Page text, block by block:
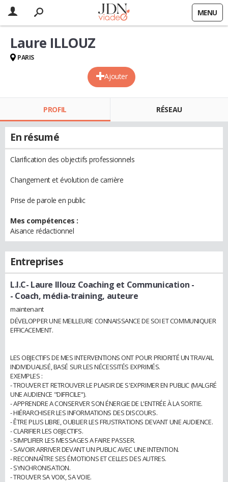
MENU
Ajouter
Laure ILLOUZ
PARIS
PROFIL RÉSEAU
En résumé
Clarification des objectifs professionnels
Changement et évolution de carrière
Prise de parole en public
Mes compétences :
Aisance rédactionnel
Entreprises
L.I.C- Laure Illouz Coaching et Communication -
- Coach, média-training, auteure
maintenant
DÉVELOPPER UNE MEILLEURE CONNAISSANCE DE SOI ET COMMUNIQUER
EFFICACEMENT.
LES OBJECTIFS DE MES INTERVENTIONS ONT POUR PRIORITÉ UN TRAVAIL
INDIVIDUALISÉ, BASÉ SUR LES NÉCESSITÉS EXPRIMÉS.
EXEMPLES :
- TROUVER ET RETROUVER LE PLAISIR DE S'EXPRIMER EN PUBLIC (MALGRÉ
UNE AUDIENCE "DIFFICILE").
- APPRENDRE A CONSERVER SON ÉNERGIE DE L'ENTRÉE À LA SORTIE.
- HIÉRARCHISER LES INFORMATIONS DES DISCOURS.
- ÊTRE PLUS LIBRE, OUBLIER LES FRUSTRATIONS DEVANT UNE AUDIENCE.
- CLARIFIER LES OBJECTIFS.
- SIMPLIFIER LES MESSAGES A FAIRE PASSER.
- SAVOIR ARRIVER DEVANT UN PUBLIC AVEC UNE INTENTION.
- RECONNAÎTRE SES ÉMOTIONS ET CELLES DES AUTRES.
- SYNCHRONISATION.
- TROUVER SA VOIX, SA VOIE.